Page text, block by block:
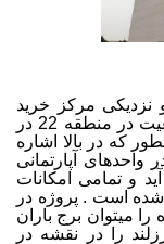
نزدیکی مرکز خرید
باملند واقع شده است و از نظر موقعیت در منطقه 22 در
که در بالا اشاره
واحدهای آپارتمانی
آید و تمامی امکانات
شده است . پروژه در
میتوان برج باران
را در نقشه در